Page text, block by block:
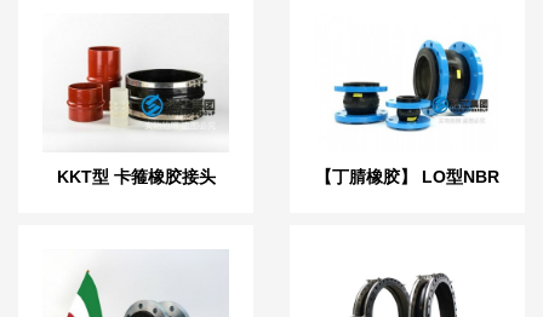
KKT型 卡箍橡胶接头
【丁腈橡胶】 LO型NBR